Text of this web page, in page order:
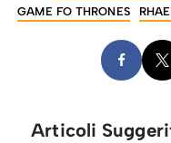
GAME FO THRONES
Articoli